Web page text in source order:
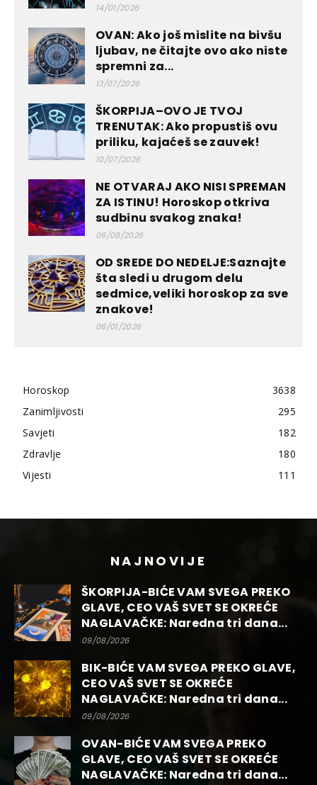
14/01/2026
OVAN: Ako još mislite na bivšu
ljubav, ne čitajte ovo ako niste
spremni za...
13/07/2026
ŠKORPIJA–OVO JE TVOJ
TRENUTAK: Ako propustiš ovu
priliku, kajaćeš se zauvek!
10/07/2026
NE OTVARAJ AKO NISI SPREMAN
ZA ISTINU! Horoskop otkriva
sudbinu svakog znaka!
06/08/2026
OD SREDE DO NEDELJE:Saznajte
šta sledi u drugom delu
sedmice,veliki horoskop za sve
znakove!
06/01/2026
Horoskop
3638
Zanimljivosti
295
Savjeti
182
Zdravlje
180
Vijesti
111
NAJNOVIJE
ŠKORPIJA-BIĆE VAM SVEGA PREKO
GLAVE, CEO VAŠ SVET SE OKREĆE
NAGLAVAČKE: Naredna tri dana...
09/08/2026
BIK-BIĆE VAM SVEGA PREKO GLAVE,
CEO VAŠ SVET SE OKREĆE
NAGLAVAČKE: Naredna tri dana...
09/08/2026
OVAN-BIĆE VAM SVEGA PREKO
GLAVE, CEO VAŠ SVET SE OKREĆE
NAGLAVAČKE: Naredna tri dana...